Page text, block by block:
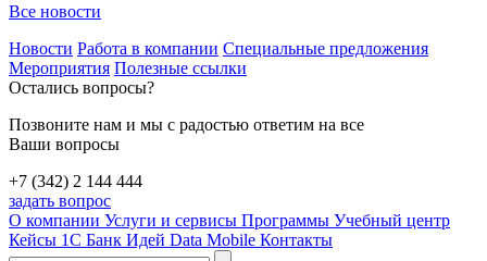
Все новости
Новости Работа в компании Специальные предложения
Мероприятия Полезные ссылки
Остались вопросы?
Позвоните нам и мы с радостью ответим на все
Ваши вопросы
+7 (342) 2 144 444
задать вопрос
О компании Услуги и сервисы Программы Учебный центр
Кейсы 1С Банк Идей Data Mobile Контакты